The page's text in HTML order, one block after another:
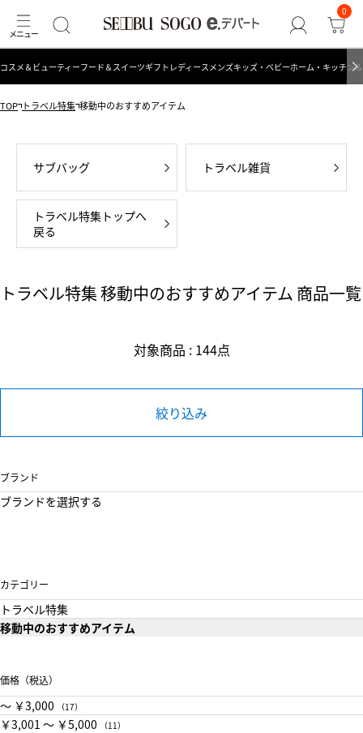
0
コスメ＆ビューティーフード＆スイーツギフト レディース メンズキッズ・ベビーホーム・キッチン
TOP トラベル特集 移動中のおすすめアイテム
サブバッグ トラベル雑貨
トラベル特集トップへ
戻る
トラベル特集 移動中のおすすめアイテム 商品一覧
対象商品 : 144点
絞り込み
ブランド
ブランドを選択する
カテゴリー
トラベル特集
移動中のおすすめアイテム
価格（税込）
〜 ￥3,000 （17）
￥3,001 〜 ￥5,000 （11）